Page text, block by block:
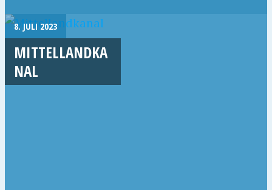
8. JULI 2023
MITTELLANDKA
NAL